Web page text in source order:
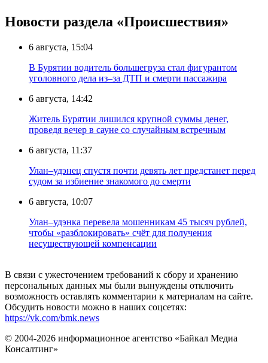
Новости раздела «Происшествия»
6 августа, 15:04
В Бурятии водитель большегруза стал фигурантом
уголовного дела из–за ДТП и смерти пассажира
6 августа, 14:42
Житель Бурятии лишился крупной суммы денег,
проведя вечер в сауне со случайным встречным
6 августа, 11:37
Улан–удэнец спустя почти девять лет предстанет перед
судом за избиение знакомого до смерти
6 августа, 10:07
Улан–удэнка перевела мошенникам 45 тысяч рублей,
чтобы «разблокировать» счёт для получения
несуществующей компенсации
В связи с ужесточением требований к сбору и хранению
персональных данных мы были вынуждены отключить
возможность оставлять комментарии к материалам на сайте.
Обсудить новости можно в наших соцсетях:
https://vk.com/bmk.news
© 2004-2026 информационное агентство «Байкал Медиа
Консалтинг»